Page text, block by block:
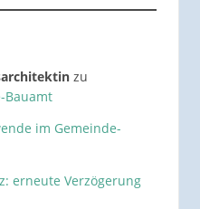
zu
Bauamt
im Gemeinde-
erneute Verzögerung